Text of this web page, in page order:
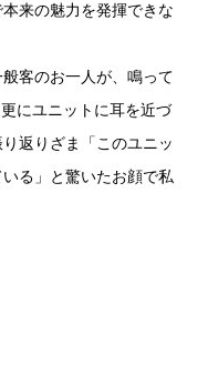
来の魅力を発揮できな
客のお一人が、鳴って
にユニットに耳を近づ
返りざま「このユニッ
る」と驚いたお顔で私